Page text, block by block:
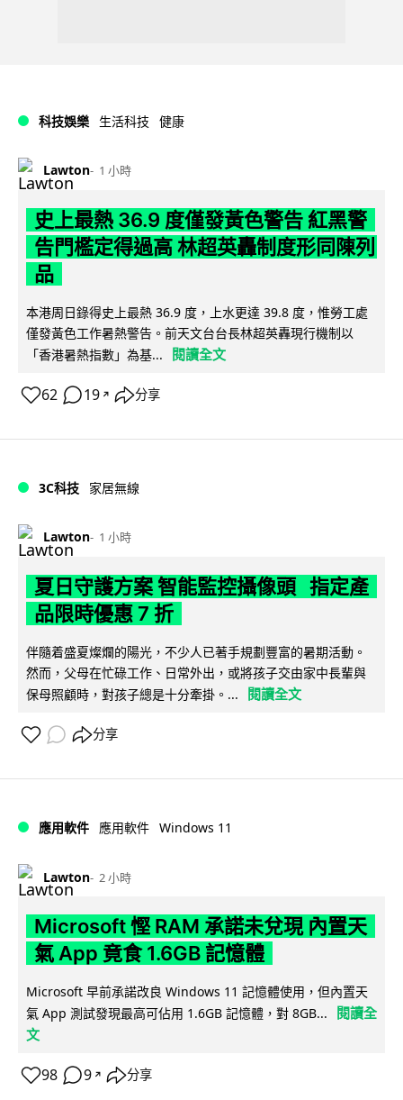
科技娛樂 生活科技 健康
Lawton 1 小時
史上最熱 36.9 度僅發黃色警告 紅黑警
告門檻定得過高 林超英轟制度形同陳列
品
本港周日錄得史上最熱 36.9 度，上水更達 39.8 度，惟勞工處
僅發黃色工作暑熱警告。前天文台台長林超英轟現行機制以
「香港暑熱指數」為基...
閱讀全文
62 19 ↗ 分享
3C科技 家居無線
Lawton 1 小時
夏日守護方案 智能監控攝像頭 指定產
品限時優惠 7 折
伴隨着盛夏燦爛的陽光，不少人已著手規劃豐富的暑期活動。
然而，父母在忙碌工作、日常外出，或將孩子交由家中長輩與
保母照顧時，對孩子總是十分牽掛。...
閱讀全文
分享
應用軟件 應用軟件 Windows 11
Lawton 2 小時
Microsoft 慳 RAM 承諾未兌現 內置天
氣 App 竟食 1.6GB 記憶體
Microsoft 早前承諾改良 Windows 11 記憶體使用，但內置天
氣 App 測試發現最高可佔用 1.6GB 記憶體，對 8GB...
閱讀全
文
98 9 ↗ 分享